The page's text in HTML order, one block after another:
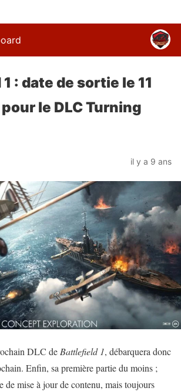
: date de sortie le 11
le DLC Turning
il y a 9 ans
DLC de Battlefield 1, débarquera donc
Enfin, sa première partie du moins ;
de mise à jour de contenu, mais toujours